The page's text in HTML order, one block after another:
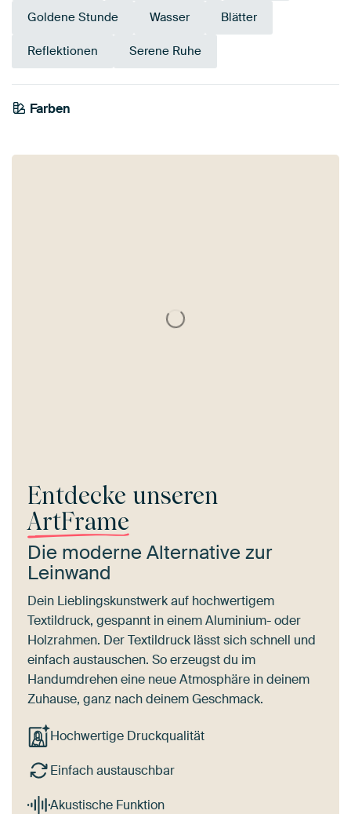
Goldene Stunde Wasser Blätter
Reflektionen Serene Ruhe
Farben
Braun
Gelb
Entdecke unseren
ArtFrame
Die moderne Alternative zur
Leinwand
Dein Lieblingskunstwerk auf hochwertigem
Textildruck, gespannt in einem Aluminium- oder
Holzrahmen. Der Textildruck lässt sich schnell und
einfach austauschen. So erzeugst du im
Handumdrehen eine neue Atmosphäre in deinem
Zuhause, ganz nach deinem Geschmack.
Hochwertige Druckqualität
Einfach austauschbar
Akustische Funktion